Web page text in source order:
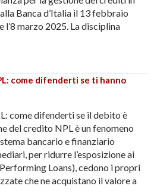
Banca d’Italia il 13 febbraio
l’8 marzo 2025. La disciplina
come difenderti se ti hanno
come difenderti se il debito è
del credito NPL è un fenomeno
bancario e finanziario
per ridurre l’esposizione ai
Loans), cedono i propri
che ne acquistano il valore a